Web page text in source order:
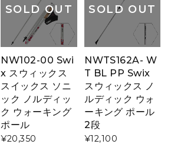
SOLD OUT
NW102-00 Swi
x スウィックス
スイックス ソニ
ック ノルディッ
ク ウォーキング
ポール
¥20,350
SOLD OUT
NWTS162A- W
T BL PP Swix
スウィックス ノ
ルディック ウォ
ーキング ポール
2段
¥12,100